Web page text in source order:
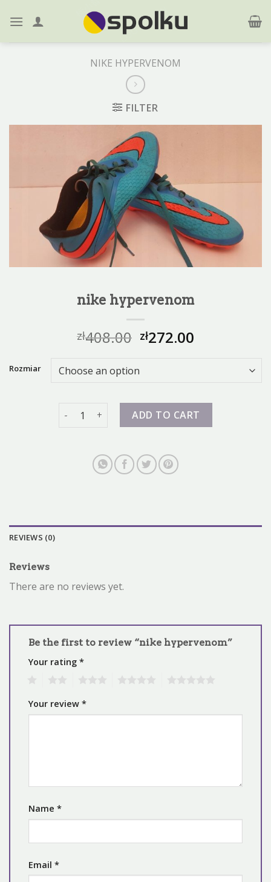
NIKE HYPERVENOM
FILTER
nike hypervenom
zł408.00 zł272.00
Rozmiar
nike hypervenom quantity
ADD TO CART
REVIEWS (0)
Reviews
There are no reviews yet.
Be the first to review “nike hypervenom”
Your rating *
Your review *
Name *
Email *